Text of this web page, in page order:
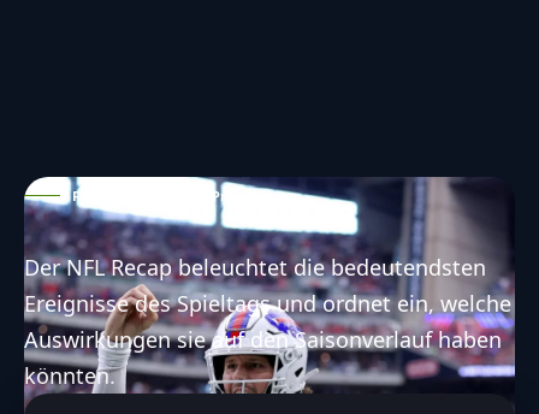
Foto: IMAGO / ZUMA Press Wire
Der NFL Recap beleuchtet die bedeutendsten
Ereignisse des Spieltags und ordnet ein, welche
Auswirkungen sie auf den Saisonverlauf haben
könnten.